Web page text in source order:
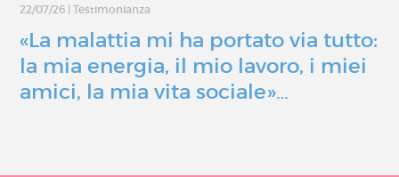
22/07/26 Testimonianza
«La malattia mi ha portato via tutto:
la mia energia, il mio lavoro, i miei
amici, la mia vita sociale»…